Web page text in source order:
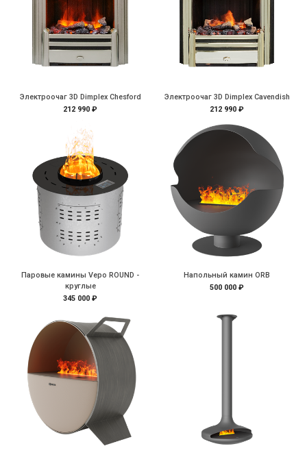
Электроочаг 3D Dimplex Chesford
212 990 ₽
Электроочаг 3D Dimplex Cavendish
212 990 ₽
Паровые камины Vepo ROUND -
круглые
345 000 ₽
Напольный камин ORB
500 000 ₽